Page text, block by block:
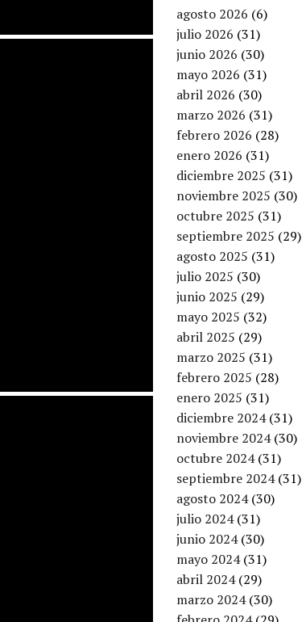
agosto 2026 (6)
julio 2026 (31)
junio 2026 (30)
mayo 2026 (31)
abril 2026 (30)
marzo 2026 (31)
febrero 2026 (28)
enero 2026 (31)
diciembre 2025 (31)
noviembre 2025 (30)
octubre 2025 (31)
septiembre 2025 (29)
agosto 2025 (31)
julio 2025 (30)
junio 2025 (29)
mayo 2025 (32)
abril 2025 (29)
marzo 2025 (31)
febrero 2025 (28)
enero 2025 (31)
diciembre 2024(31)
noviembre 2024(30)
octubre 2024(31)
septiembre 2024(31)
agosto 2024(30)
julio 2024(31)
junio 2024(30)
mayo 2024(31)
abril 2024(29)
marzo 2024(30)